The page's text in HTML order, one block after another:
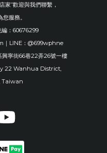
家”歡迎與我們聯繫，
服務。
編：60676299
LINE：@699wphne
寧街66巷22弄26號一樓
22 Wanhua District,
Taiwan